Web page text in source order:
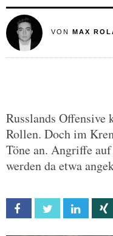
VON MAX
Russlands
Rollen. Doch im
Töne an. Angriffe
werden da etwa
Facebook Twitter Linkedin